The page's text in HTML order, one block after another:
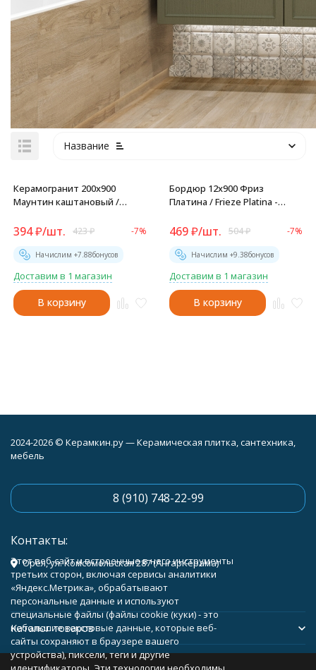
Название
Керамогранит 200x900
Маунтин каштановый /
GP2090MOU21R
394₽/шт. 423₽ -7%
Начислим +7.88бонусов
Доставим в 1 магазин
В корзину
Бордюр 12x900 Фриз
Платина / Frieze Platina -
469₽/шт. 504₽ -7%
Начислим +9.38бонусов
Доставим в 1 магазин
В корзину
2024-2026 © Керамкин.ру — Керамическая плитка, сантехника,
мебель
8 (910) 748-22-99
Контакты:
Орёл, ул. Комсомольская 287 (АнгарКерама)
Каталог товаров
Помощь
Этот веб-сайт и встроенные в него инструменты
третьих сторон, включая сервисы аналитики
«Яндекс.Метрика», обрабатывают
персональные данные и используют
специальные файлы (файлы cookie (куки) - это
небольшие текстовые данные, которые веб-
сайты сохраняют в браузере вашего
устройства), пиксели, теги и другие